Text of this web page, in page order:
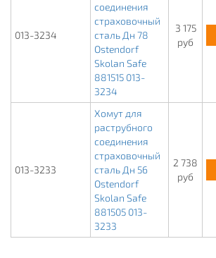
013-3234
соединения
страховочный
сталь Дн 78
Ostendorf
Skolan Safe
881515 013-
3234
3 175
руб
013-3233
Хомут для
раструбного
соединения
страховочный
сталь Дн 56
Ostendorf
Skolan Safe
881505 013-
3233
2 738
руб